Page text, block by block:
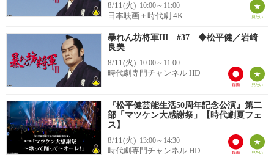
8/11(火) 10:00～11:00
日本映画＋時代劇 4K
暴れん坊将軍III #37 ◆松平健／岩崎
良美
8/11(火) 10:00～11:00
時代劇専門チャンネル HD
『松平健芸能生活50周年記念公演』第二
部「マツケン大感謝祭」【時代劇夏フェ
ス】
8/11(火) 13:00～14:30
時代劇専門チャンネル HD